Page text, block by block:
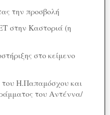
την προσβολή
στην Καστοριά (η
στο κείμενο
Η.Παπαμόσχου και
του Αντέννα/